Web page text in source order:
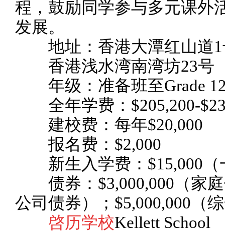
程，鼓励同学参与多元课外
发展。
地址：香港大潭红山道1
香港浅水湾南湾坊23号
年级：准备班至Grade
全年学费：$205,200-
建校费：每年$20,000
报名费：$2,000
新生入学费：$15,000（
债券：$3,000,000（家庭
公司债券）；$5,000,000（
啓历学校Kellett School